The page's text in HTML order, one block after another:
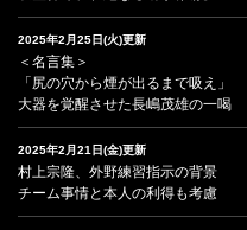
2025年2月25日(火)更新
＜名言集＞
「尻の穴から煙が出るまで吸え」
大器を覚醒させた長嶋茂雄の一喝
2025年2月21日(金)更新
村上宗隆、外野練習指示の背景
チーム事情と本人の利得も考慮